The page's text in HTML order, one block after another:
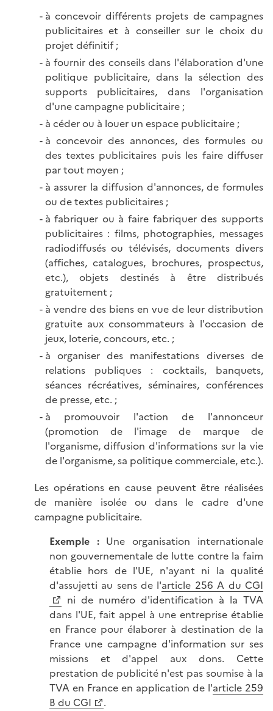
à concevoir différents projets de campagnes
publicitaires et à conseiller sur le choix du
projet définitif ;
à fournir des conseils dans l'élaboration d'une
politique publicitaire, dans la sélection des
supports publicitaires, dans l'organisation
d'une campagne publicitaire ;
à céder ou à louer un espace publicitaire ;
à concevoir des annonces, des formules ou
des textes publicitaires puis les faire diffuser
par tout moyen ;
à assurer la diffusion d'annonces, de formules
ou de textes publicitaires ;
à fabriquer ou à faire fabriquer des supports
publicitaires : films, photographies, messages
radiodiffusés ou télévisés, documents divers
(affiches, catalogues, brochures, prospectus,
etc.), objets destinés à être distribués
gratuitement ;
à vendre des biens en vue de leur distribution
gratuite aux consommateurs à l'occasion de
jeux, loterie, concours, etc. ;
à organiser des manifestations diverses de
relations publiques : cocktails, banquets,
séances récréatives, séminaires, conférences
de presse, etc. ;
à promouvoir l'action de l'annonceur
(promotion de l'image de marque de
l'organisme, diffusion d'informations sur la vie
de l'organisme, sa politique commerciale, etc.).
Les opérations en cause peuvent être réalisées
de manière isolée ou dans le cadre d'une
campagne publicitaire.
Exemple :Une organisation internationale
non gouvernementale de lutte contre la faim
établie hors de l'UE, n'ayant ni la qualité
d'assujetti au sens de l'article 256 A du CGI
ni de numéro d'identification à la TVA
dans l'UE, fait appel à une entreprise établie
en France pour élaborer à destination de la
France une campagne d'information sur ses
missions et d'appel aux dons. Cette
prestation de publicité n'est pas soumise à la
TVA en France en application de l'article 259
B du CGI
.